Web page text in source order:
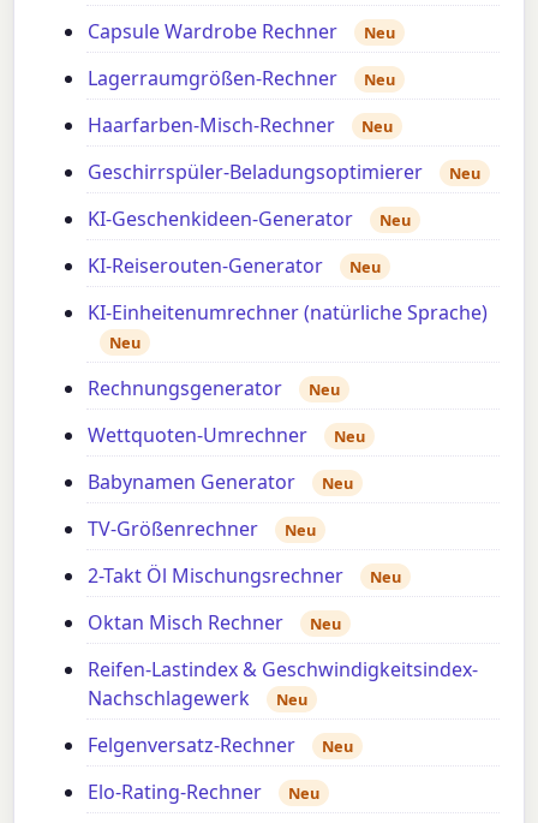
Capsule Wardrobe Rechner Neu
Lagerraumgrößen-Rechner Neu
Haarfarben-Misch-Rechner Neu
Geschirrspüler-Beladungsoptimierer Neu
KI-Geschenkideen-Generator Neu
KI-Reiserouten-Generator Neu
KI-Einheitenumrechner (natürliche Sprache)
Neu
Rechnungsgenerator Neu
Wettquoten-Umrechner Neu
Babynamen Generator Neu
TV-Größenrechner Neu
2-Takt Öl Mischungsrechner Neu
Oktan Misch Rechner Neu
Reifen-Lastindex & Geschwindigkeitsindex-
Nachschlagewerk
Neu
Felgenversatz-Rechner Neu
Elo-Rating-Rechner Neu